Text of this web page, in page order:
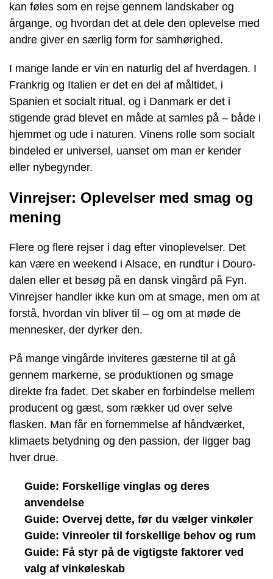
kan føles som en rejse gennem landskaber og
årgange, og hvordan det at dele den oplevelse med
andre giver en særlig form for samhørighed.
I mange lande er vin en naturlig del af hverdagen. I
Frankrig og Italien er det en del af måltidet, i
Spanien et socialt ritual, og i Danmark er det i
stigende grad blevet en måde at samles på – både i
hjemmet og ude i naturen. Vinens rolle som socialt
bindeled er universel, uanset om man er kender
eller nybegynder.
Vinrejser: Oplevelser med smag og
mening
Flere og flere rejser i dag efter vinoplevelser. Det
kan være en weekend i Alsace, en rundtur i Douro-
dalen eller et besøg på en dansk vingård på Fyn.
Vinrejser handler ikke kun om at smage, men om at
forstå, hvordan vin bliver til – og om at møde de
mennesker, der dyrker den.
På mange vingårde inviteres gæsterne til at gå
gennem markerne, se produktionen og smage
direkte fra fadet. Det skaber en forbindelse mellem
producent og gæst, som rækker ud over selve
flasken. Man får en fornemmelse af håndværket,
klimaets betydning og den passion, der ligger bag
hver drue.
Guide: Forskellige vinglas og deres
anvendelse
Guide: Overvej dette, før du vælger vinkøler
Guide: Vinreoler til forskellige behov og rum
Guide: Få styr på de vigtigste faktorer ved
valg af vinkøleskab